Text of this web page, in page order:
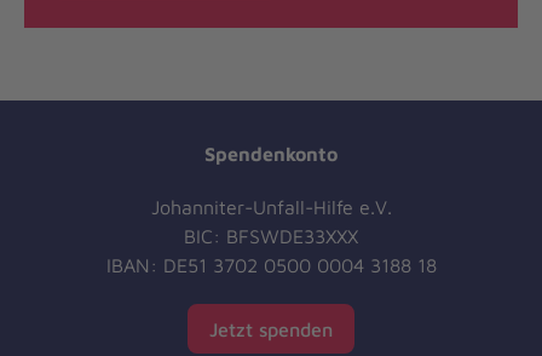
Spendenkonto
Johanniter-Unfall-Hilfe e.V.
BIC: BFSWDE33XXX
IBAN: DE51 3702 0500 0004 3188 18
Jetzt spenden